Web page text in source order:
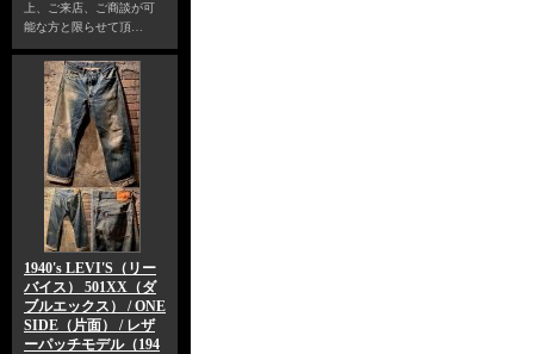
上、ご来店、ご商談が可
能な方と限らせて頂…
1940's LEVI'S（リー
バイス） 501XX（ダ
ブルエックス） / ONE
SIDE（片面） / レザ
ーパッチモデル（194